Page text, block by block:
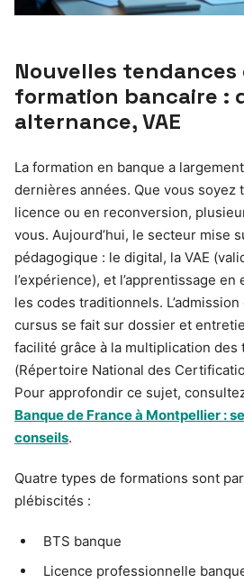
Nouvelles tendances
formation bancaire :
alternance, VAE
La formation en banque a
dernières années. Que vous soyez
licence ou en reconversion,
vous. Aujourd’hui, le secteur mise
pédagogique : le digital, la VAE
l’expérience), et l’apprentissage
les codes traditionnels.
cursus se fait sur dossier et
facilité grâce à la multiplication des
(Répertoire National des
Pour approfondir ce sujet,
Banque de France à Montpellier :
conseils.
Quatre types de formations sont
plébiscités :
BTS banque
Licence professionnelle